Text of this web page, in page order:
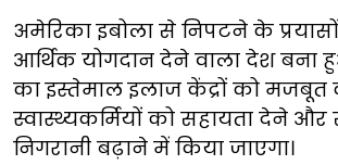
अमेरिका इबोला से निपटने के
आर्थिक योगदान देने वाला देश बना
का इस्तेमाल इलाज केंद्रों को
स्वास्थ्यकर्मियों को सहायता देने
निगरानी बढ़ाने में किया जाएगा।